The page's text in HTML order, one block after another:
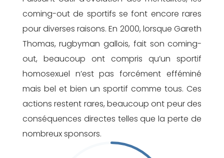
coming-out de sportifs se font encore rares
pour diverses raisons. En 2000, lorsque Gareth
Thomas, rugbyman gallois, fait son coming-
out, beaucoup ont compris qu’un sportif
homosexuel n’est pas forcément efféminé
mais bel et bien un sportif comme tous. Ces
actions restent rares, beaucoup ont peur des
conséquences directes telles que la perte de
nombreux sponsors.